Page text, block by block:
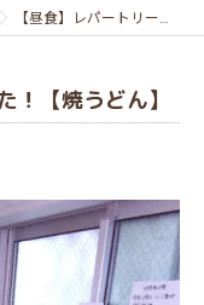
【昼食】レパートリーが増えた！【焼うどん】
！【焼うどん】